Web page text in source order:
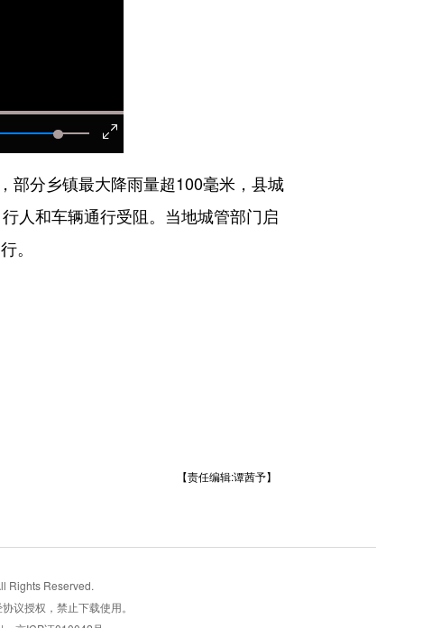
分乡镇最大降雨量超100毫米，县城
人和车辆通行受阻。当地城管部门启
。
【责任编辑:谭茜予】
Rights Reserved.
议授权，禁止下载使用。